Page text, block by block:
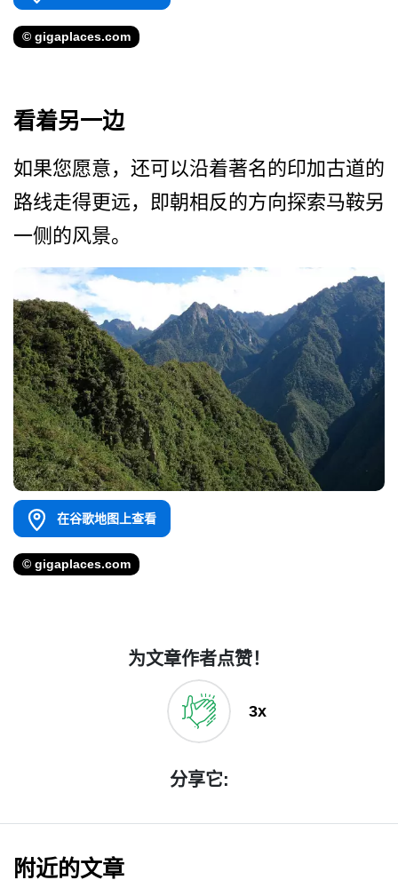
© gigaplaces.com
看着另一边
如果您愿意，还可以沿着著名­的印加古道的
路线走得更远，即朝相反的方向探索马鞍­另
一侧的风景。
在谷歌地图上查看
© gigaplaces.com
为文章作者点赞！
3x
分享它:
附近的文章